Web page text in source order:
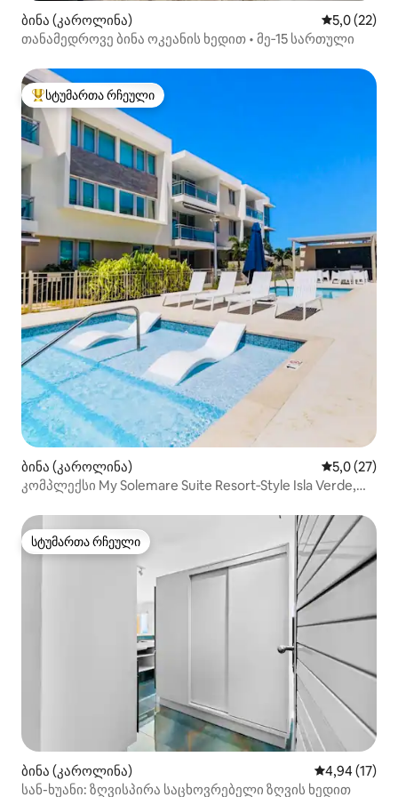
ბინა (კაროლინა) საშუალო
5,0 (22)
თანამედროვე ბინა ოკეანის ხედით • მე‑15 სართული
სტუმართა რჩეული მოწინავე ვარიანტი
სტუმართა რჩეული
ბინა (კაროლინა) საშუალო
5,0 (27)
კომპლექსი My Solemare Suite Resort‑Style Isla Verde,
სტუმართა რჩეული
სტუმართა რჩეული
ბინა (კაროლინა) საშუალო
4,94 (17)
სან-ხუანი: ზღვისპირა საცხოვრებელი ზღვის ხედით